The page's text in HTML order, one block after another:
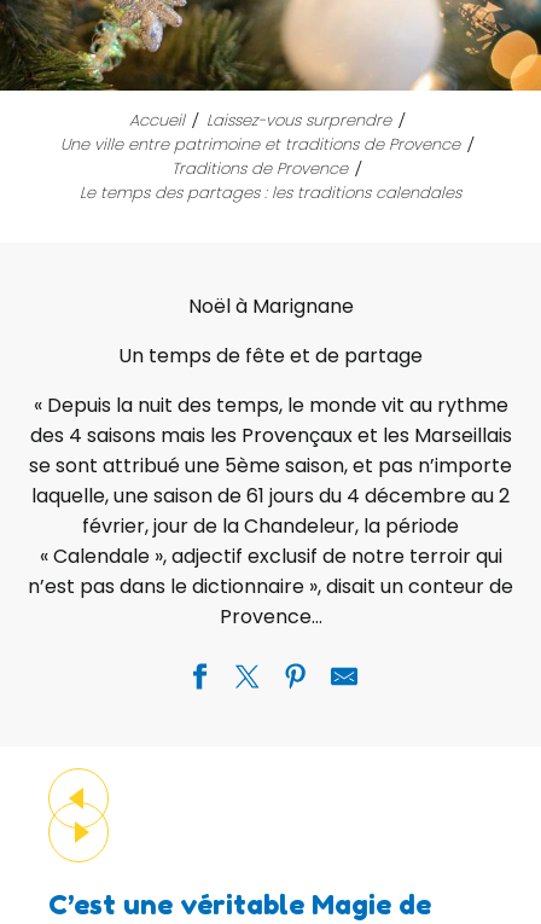
Accueil
Laissez-vous surprendre
Une ville entre patrimoine et traditions de Provence
Traditions de Provence
Le temps des partages : les traditions calendales
Noël à Marignane
Un temps de fête et de partage
« Depuis la nuit des temps, le monde vit au rythme
des 4 saisons mais les Provençaux et les Marseillais
se sont attribué une 5ème saison, et pas n’importe
laquelle, une saison de 61 jours du 4 décembre au 2
février, jour de la Chandeleur, la période
« Calendale », adjectif exclusif de notre terroir qui
n’est pas dans le dictionnaire », disait un conteur de
Provence…
C’est une véritable Magie de